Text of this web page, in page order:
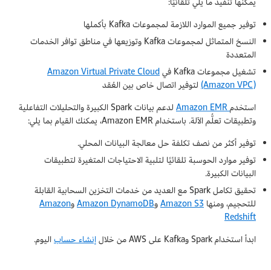
توفير جميع الموارد اللازمة لمجموعات Kafka بأكملها
النسخ المتماثل لمجموعات Kafka وتوزيعها في مناطق توافر الخدمات
المتعددة
تشغيل مجموعات Kafka في
Amazon Virtual Private Cloud
(Amazon VPC) لتوفير اتصال خاص بين العُقد
استخدم
لدعم بيانات Spark الكبيرة والتحليلات التفاعلية
وتطبيقات تعلُّم الآلة. باستخدام Amazon EMR، يمكنك القيام بما يلي:
توفير أكثر من نصف تكلفة حل معالجة البيانات المحلي.
توفير موارد الحوسبة تلقائيًا لتلبية الاحتياجات المتغيرة لتطبيقات
البيانات الكبيرة.
تحقيق تكامل Spark مع العديد من خدمات التخزين السحابية القابلة
للتحجيم، ومنها Amazon S3وAmazon DynamoDBوAmazon
Redshift
ابدأ استخدام Spark وKafka على AWS من خلال
إنشاء حساباليوم.